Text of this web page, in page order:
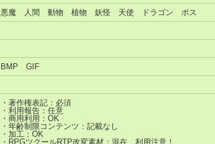
悪魔 人間 動物 植物 妖怪 天使 ドラゴン ボス
BMP GIF
・著作権表記：必須
・利用報告：任意
・商用利用：OK
・年齢制限コンテンツ：記載なし
・加工：OK
・RPGツクールRTP改変素材：混在 利用注意！